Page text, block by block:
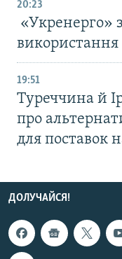
20:23
«Укренерго»
використання
19:51
Туреччина й
про
для поставок
ДОЛУЧАЙСЯ!